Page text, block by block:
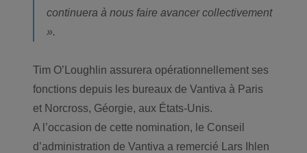
continuera à nous faire avancer collectivement
».
Tim O’Loughlin assurera opérationnellement ses
fonctions depuis les bureaux de Vantiva à Paris
et Norcross, Géorgie, aux États-Unis.
A l’occasion de cette nomination, le Conseil
d’administration de Vantiva a remercié Lars Ihlen